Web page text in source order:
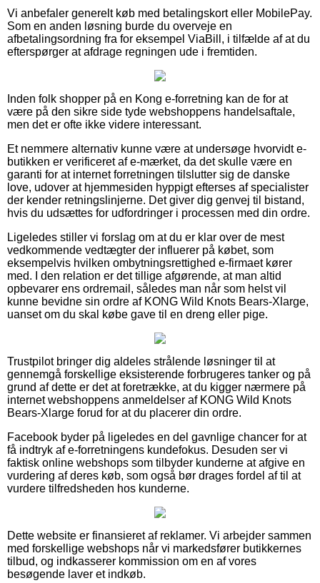
Vi anbefaler generelt køb med betalingskort eller MobilePay.
Som en anden løsning burde du overveje en
afbetalingsordning fra for eksempel ViaBill, i tilfælde af at du
efterspørger at afdrage regningen ude i fremtiden.
Inden folk shopper på en Kong e-forretning kan de for at
være på den sikre side tyde webshoppens handelsaftale,
men det er ofte ikke videre interessant.
Et nemmere alternativ kunne være at undersøge hvorvidt e-
butikken er verificeret af e-mærket, da det skulle være en
garanti for at internet forretningen tilslutter sig de danske
love, udover at hjemmesiden hyppigt efterses af specialister
der kender retningslinjerne. Det giver dig genvej til bistand,
hvis du udsættes for udfordringer i processen med din ordre.
Ligeledes stiller vi forslag om at du er klar over de mest
vedkommende vedtægter der influerer på købet, som
eksempelvis hvilken ombytningsrettighed e-firmaet kører
med. I den relation er det tillige afgørende, at man altid
opbevarer ens ordremail, således man når som helst vil
kunne bevidne sin ordre af KONG Wild Knots Bears-Xlarge,
uanset om du skal købe gave til en dreng eller pige.
Trustpilot bringer dig aldeles strålende løsninger til at
gennemgå forskellige eksisterende forbrugeres tanker og på
grund af dette er det at foretrække, at du kigger nærmere på
internet webshoppens anmeldelser af KONG Wild Knots
Bears-Xlarge forud for at du placerer din ordre.
Facebook byder på ligeledes en del gavnlige chancer for at
få indtryk af e-forretningens kundefokus. Desuden ser vi
faktisk online webshops som tilbyder kunderne at afgive en
vurdering af deres køb, som også bør drages fordel af til at
vurdere tilfredsheden hos kunderne.
Dette website er finansieret af reklamer. Vi arbejder sammen
med forskellige webshops når vi markedsfører butikkernes
tilbud, og indkasserer kommission om en af vores
besøgende laver et indkøb.